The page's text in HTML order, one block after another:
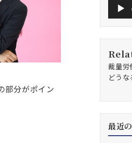
部分がポイン
裁量労
どうな
最近